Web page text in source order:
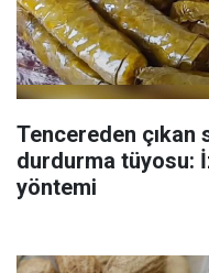
Tencereden çıkan
durdurma tüyosu:
yöntemi